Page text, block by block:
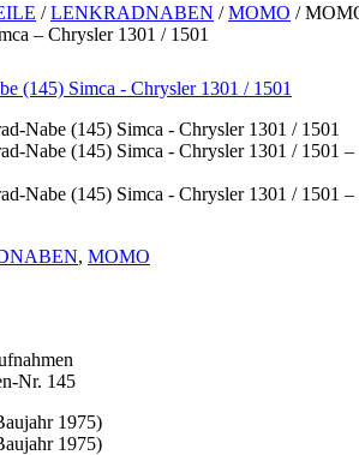
/LENKRADNABEN /MOMO /
– Chrysler 1301 / 1501
, MOMO
Nr. 145
1975)
1975)